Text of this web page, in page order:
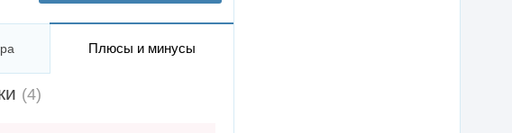
Плюсы и минусы
(4)